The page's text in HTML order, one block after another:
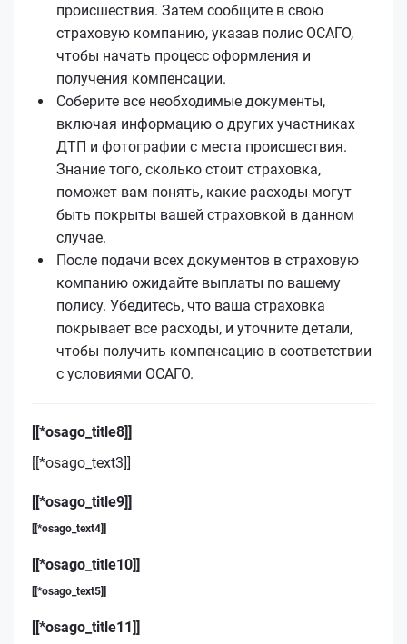
происшествия. Затем сообщите в свою
страховую компанию, указав полис ОСАГО,
чтобы начать процесс оформления и
получения компенсации.
Соберите все необходимые документы,
включая информацию о других участниках
ДТП и фотографии с места происшествия.
Знание того, сколько стоит страховка,
поможет вам понять, какие расходы могут
быть покрыты вашей страховкой в данном
случае.
После подачи всех документов в страховую
компанию ожидайте выплаты по вашему
полису. Убедитесь, что ваша страховка
покрывает все расходы, и уточните детали,
чтобы получить компенсацию в соответствии
с условиями ОСАГО.
[[*osago_title8]]
[[*osago_text3]]
[[*osago_title9]]
[[*osago_text4]]
[[*osago_title10]]
[[*osago_text5]]
[[*osago_title11]]